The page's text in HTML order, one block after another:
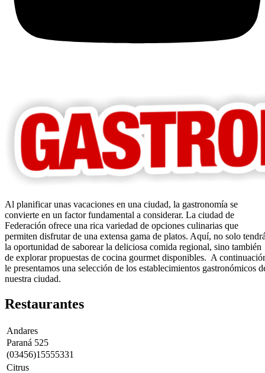
Al planificar unas vacaciones en una ciudad, la gastronomía se
convierte en un factor fundamental a considerar. La ciudad de
Federación ofrece una rica variedad de opciones culinarias que
permiten disfrutar de una extensa gama de platos. Aquí, no solo
la oportunidad de saborear la deliciosa comida regional, sino también
de explorar propuestas de cocina gourmet disponibles. A
le presentamos una selección de los establecimientos gastronómicos
nuestra ciudad.
Restaurantes
Andares
Paraná 525
(03456)15555331
Citrus